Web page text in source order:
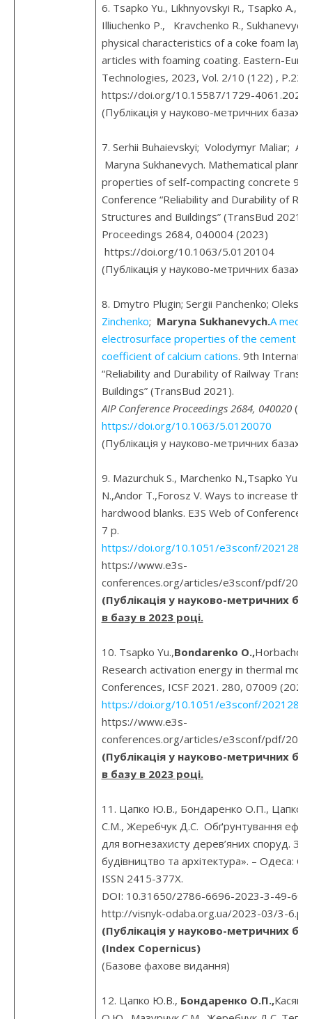
6. Tsapko Yu., Likhnyovskyi R., Tsapko A.,
Illiuchenko P., Kravchenko R.,
physical characteristics of a coke foam
articles with foaming coating. Eastern-
Technologies, 2023, Vol. 2/10 (122) , P.22-
https://doi.org/10.15587/1729-
(Публікація у науково-метричних базах
7. Serhii Buhaievskyi; Volodymyr Maliar;
Maryna Sukhanevych. Mathematical
properties of self-compacting concrete 9th
Conference “Reliability and Durability of
Structures and Buildings” (TransBud 2021).
Proceedings 2684, 040004 (2023)
https://doi.org/10.1063/5.0120104
(Публікація у науково-метричних базах
8. Dmytro Plugin; Sergii Panchenko; Oleksii
Zinchenko; Maryna Sukhanevych.A
electrosurface properties of the cement
coefficient of calcium cations. 9th
“Reliability and Durability of Railway
Buildings” (TransBud 2021).
AIP Conference Proceedings 2684, 040020
https://doi.org/10.1063/5.0120070
(Публікація у науково-метричних базах
9. Mazurchuk S., Marchenko N.,Tsapko Yu.,
N.,Andor T.,Forosz V. Ways to increase
hardwood blanks. E3S Web of
7 р.
https://doi.org/10.1051/e3sconf/
https://www.e3s-
conferences.org/articles/e3sconf/pdf/
(Публікація у науково-метричних
в базу в 2023 році.
10. Tsapko Yu.,Bondarenko O.,
Research activation energy in thermal
Conferences, ICSF 2021. 280, 07009
https://doi.org/10.1051/e3sconf/
https://www.e3s-
conferences.org/articles/e3sconf/pdf/
(Публікація у науково-метричних
в базу в 2023 році.
11. Цапко Ю.В., Бондаренко О.П., Цапко
С.М., Жеребчук Д.С. Обґрунтування
для вогнезахисту дерев’яних споруд.
будівництво та архітектура». – Одеса:
ISSN 2415-377Х.
DOI: 10.31650/2786-6696-2023-3-49-60.
http://visnyk-odaba.org.ua/2023-03/3-
(Публікація у науково-метричних
(Index Copernicus)
(Базове фахове видання)
12. Цапко Ю.В., Бондаренко О.П.,